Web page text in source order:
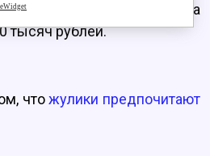
тысяч единиц товара
тысяч рублей.
чтожулики предпочитают